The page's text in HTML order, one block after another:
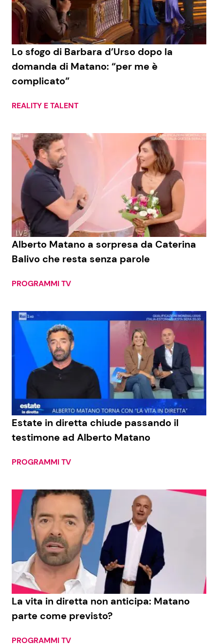
Disclaimer e Privacy
Redazione
Contattaci
Pubblicità
Privacy Policy
Lo sfogo di Barbara d’Urso dopo la
domanda di Matano: “per me è
complicato”
REALITY E TALENT
Alberto Matano a sorpresa da Caterina
Balivo che resta senza parole
PROGRAMMI TV
Estate in diretta chiude passando il
testimone ad Alberto Matano
PROGRAMMI TV
La vita in diretta non anticipa: Matano
parte come previsto?
PROGRAMMI TV